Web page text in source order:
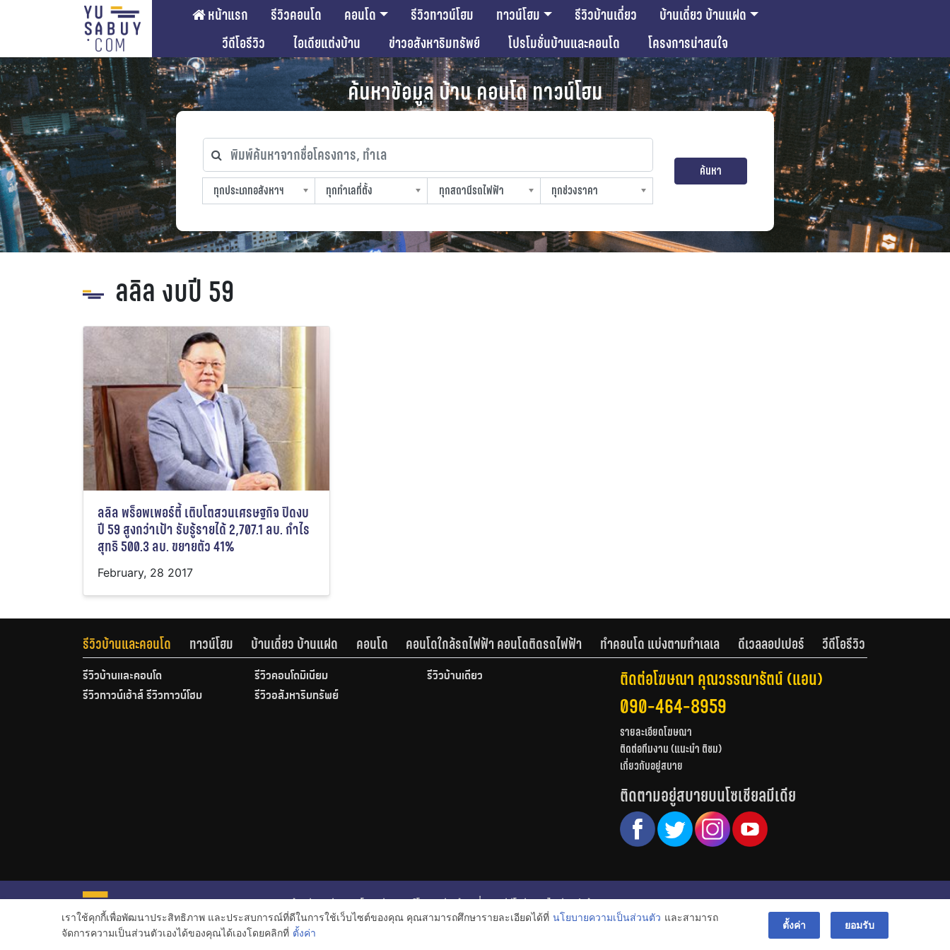
หน้าแรก รีวิวคอนโด คอนโด รีวิวทาวน์โฮม ทาวน์โฮม รีวิวบ้านเดี่ยว
บ้านเดี่ยว บ้านแฝด
วีดีโอรีวิว
ไอเดียแต่งบ้าน ข่าวอสังหาริมทรัพย์ โปรโมชั่นบ้านและคอนโด โครงการน่าสนใจ
ค้นหาข้อมูล บ้าน คอนโด ทาวน์โฮม
พิมพ์ค้นหาจากชื่อโครงการ, ทำเล
ทุกประเภทอสังหาฯ
ทุกประเภทอสังหาฯ
ทุกทำเลที่ตั้ง
ทุกทำเลที่ตั้ง
ทุกสถานีรถไฟฟ้า
ทุกสถานีรถไฟฟ้า
ทุกช่วงราคา
ทุกช่วงราคา
ค้นหา
ลลิล งบปี 59
ลลิล พร็อพเพอร์ตี้ เติบโตสวนเศรษฐกิจ ปิดงบ
ปี 59 สูงกว่าเป้า รับรู้รายได้ 2,707.1 ลบ. กำไร
สุทธิ 500.3 ลบ. ขยายตัว 41%
February, 28 2017
รีวิวบ้านและคอนโด ทาวน์โฮม บ้านเดี่ยว บ้านแฝด คอนโด คอนโดใกล้รถไฟฟ้า คอนโดติดรถไฟฟ้า ทำคอนโด แบ่งตามทำเลเล ดีเวลลอปเปอร์ วีดีโอรีวิว
รีวิวบ้านและคอนโด รีวิวคอนโดมิเนียม
รีวิวบ้านเดี่ยว
รีวิวทาวน์เฮ้าส์ รีวิวทาวน์โฮม
รีวิวอสังหาริมทรัพย์
ติดต่อโฆษณา คุณวรรณารัตน์ (แอน)
090-464-8959
รายละเอียดโฆษณา
ติดต่อทีมงาน (แนะนำ ติชม)
เกี่ยวกับอยู่สบาย
ติดตามอยู่สบายบนโซเชียลมีเดีย
หน้าหลัก รีวิวคอนโด รีวิวทาวน์โฮม รีวิวบ้านเดี่ยว วีดีโอรีวิว
ไอเดียแต่งบ้าน
ข่าวอสังหาริมทรัพย์
โปรโมชั่นบ้านและคอนโด
© สงวนลิขสิทธิ์ 2556-2564
เราใช้คุกกี้เพื่อพัฒนาประสิทธิภาพ และประสบการณ์ที่ดีในการใช้เว็บไซต์ของคุณ คุณสามารถศึกษารายละเอียดได้ที่ นโยบายความเป็นส่วนตัว และสามารถ
จัดการความเป็นส่วนตัวเองได้ของคุณได้เองโดยคลิกที่ ตั้งค่า
ตั้งค่า ยอมรับ